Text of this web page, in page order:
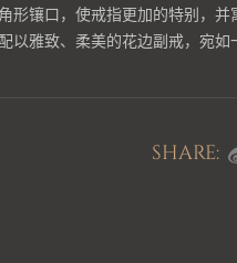
形镶口，使戒指更加的特别，并
以雅致、柔美的花边副戒，宛如
SHARE: